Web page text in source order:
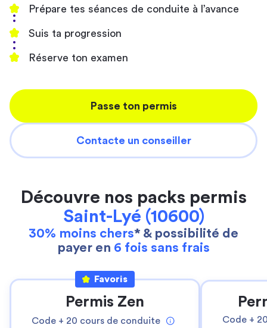
Prépare tes séances de conduite à l’avance
Suis ta progression
Réserve ton examen
Passe ton permis
Contacte un conseiller
Découvre nos packs permis
Saint-Lyé (10600)
30% moins chers* & possibilité de
payer en 6 fois sans frais
Favoris
Permis Zen
Code + 20 cours de conduite
Code +